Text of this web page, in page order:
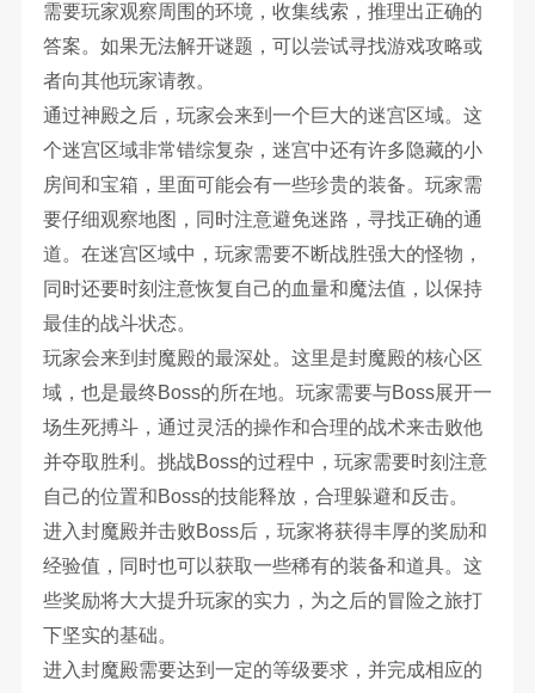
需要玩家观察周围的环境，收集线索，推理出正确的
答案。如果无法解开谜题，可以尝试寻找游戏攻略或
者向其他玩家请教。
通过神殿之后，玩家会来到一个巨大的迷宫区域。这
个迷宫区域非常错综复杂，迷宫中还有许多隐藏的小
房间和宝箱，里面可能会有一些珍贵的装备。玩家需
要仔细观察地图，同时注意避免迷路，寻找正确的通
道。在迷宫区域中，玩家需要不断战胜强大的怪物，
同时还要时刻注意恢复自己的血量和魔法值，以保持
最佳的战斗状态。
玩家会来到封魔殿的最深处。这里是封魔殿的核心区
域，也是最终Boss的所在地。玩家需要与Boss展开一
场生死搏斗，通过灵活的操作和合理的战术来击败他
并夺取胜利。挑战Boss的过程中，玩家需要时刻注意
自己的位置和Boss的技能释放，合理躲避和反击。
进入封魔殿并击败Boss后，玩家将获得丰厚的奖励和
经验值，同时也可以获取一些稀有的装备和道具。这
些奖励将大大提升玩家的实力，为之后的冒险之旅打
下坚实的基础。
进入封魔殿需要达到一定的等级要求，并完成相应的